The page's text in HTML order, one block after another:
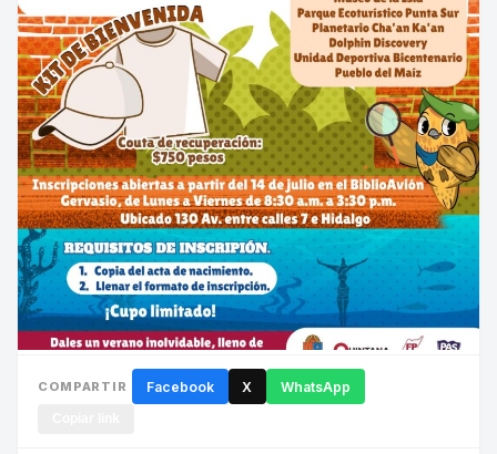
COMPARTIR Facebook X WhatsApp